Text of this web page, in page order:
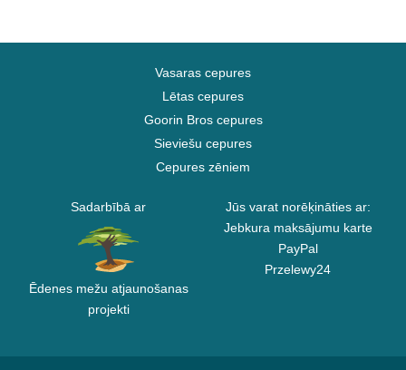
Vasaras cepures
Lētas cepures
Goorin Bros cepures
Sieviešu cepures
Cepures zēniem
Sadarbībā ar
Ēdenes mežu atjaunošanas
projekti
Jūs varat norēķināties ar:
Jebkura maksājumu karte
PayPal
Przelewy24